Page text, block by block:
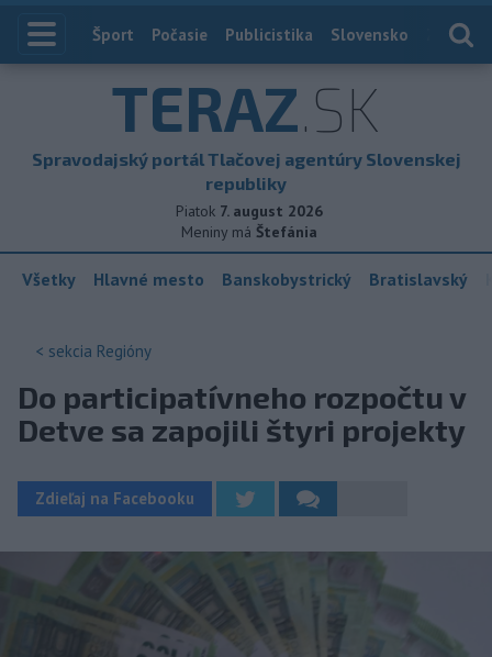
Index
Šport Počasie Publicistika Slovensko
TERAZ.SK
Spravodajský portál Tlačovej agentúry Slovenskej
republiky
Piatok 7. august 2026
Meniny má Štefánia
Všetky Hlavné mesto Banskobystrický Bratislavský
< sekcia Regióny
Do participatívneho rozpočtu v
Detve sa zapojili štyri projekty
Zdieľaj na Facebooku